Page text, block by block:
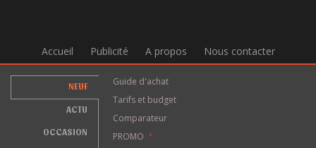
Accueil Publicité A propos Nous contacter
NEUF
ACTU
OCCASION
Guide d'achat
Tarifs et budget
Comparateur
PROMO
*